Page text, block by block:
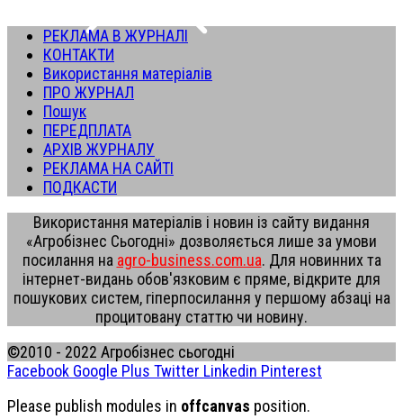
РЕКЛАМА В ЖУРНАЛІ
КОНТАКТИ
Використання матеріалів
ПРО ЖУРНАЛ
Пошук
ПЕРЕДПЛАТА
АРХІВ ЖУРНАЛУ
РЕКЛАМА НА САЙТІ
ПОДКАСТИ
Використання матеріалів і новин із сайту видання
«Агробізнес Сьогодні» дозволяється лише за умови
посилання на agro-business.com.ua. Для новинних та
інтернет-видань обов'язковим є пряме, відкрите для
пошукових систем, гіперпосилання у першому абзаці на
процитовану статтю чи новину.
©2010 - 2022 Агробізнес сьогодні
Facebook Google Plus Twitter Linkedin Pinterest
Please publish modules in offcanvas position.